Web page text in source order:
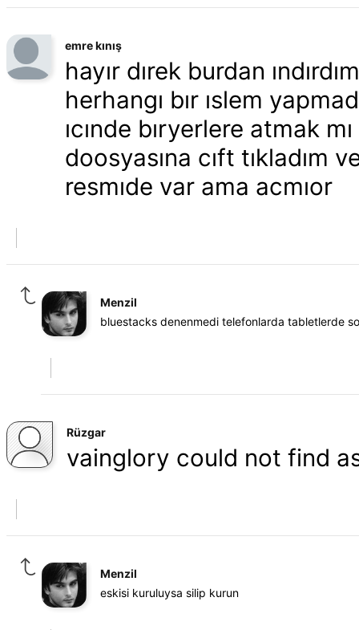
emre kınış
hayır dırek burdan
herhangı bır ıslem
ıcınde bıryerlere atmak
doosyasına cıft tıkladım
resmıde var ama acmıor
Menzil
bluestacks denenmedi telefonlarda tabletlerde
Rüzgar
vainglory could not find
Menzil
eskisi kuruluysa silip kurun